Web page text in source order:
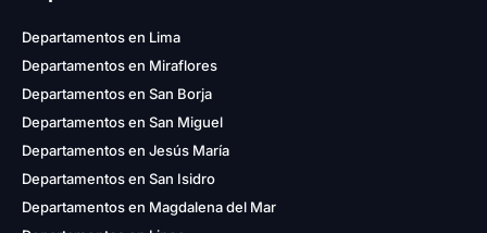
Departamentos en Lima
Departamentos en Miraflores
Departamentos en San Borja
Departamentos en San Miguel
Departamentos en Jesús María
Departamentos en San Isidro
Departamentos en Magdalena del Mar